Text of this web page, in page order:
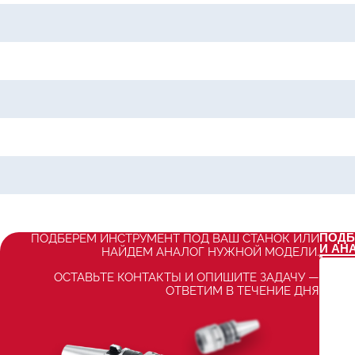
ПОДБЕРЕМ ИНСТРУМЕНТ ПОД ВАШ СТАНОК ИЛИ
НАЙДЕМ АНАЛОГ НУЖНОЙ МОДЕЛИ.
ОСТАВЬТЕ КОНТАКТЫ И ОПИШИТЕ ЗАДАЧУ —
ОТВЕТИМ В ТЕЧЕНИЕ ДНЯ
И